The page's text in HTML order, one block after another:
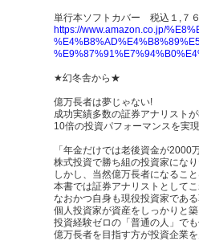
単行本ソフトカバー 税込１,７
https://www.amazon.co.jp/
★幻冬舎から★
億万長者は夢じゃない!
成功実績多数の証券アナリスト
10倍の投資パフォーマンスを実
「年金だけでは老後資金が2000
株式投資で勝ち組の投資家にな
しかし、当然億万長者になるこ
本書では証券アナリストとして
なおかつ自身も現役投資家である
個人投資家が資産をしっかりと
投資経験ゼロの「普通の人」で
億万長者を目指す方が投資企業